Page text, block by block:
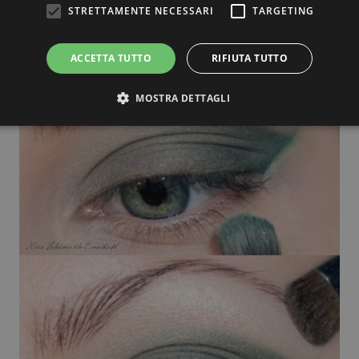
STRETTAMENTE NECESSARI TARGETING
ACCETTA TUTTO RIFIUTA TUTTO
MOSTRA DETTAGLI
Strettamente necessari
consentono le funzionalità principali del sito web come l'accesso dell'utente e la
correttamente senza i cookie strettamente necessari.
Scadenza
Descrizione
CookieScript
Questo cookie viene utilizzato dal servizio
ricordare le preferenze di consenso sui cookie
che il banner dei cookie di Cookie-Script.com
beauty.dimmicosacerchi.it
Sessione
Utilizzato su siti realizzati con Wordpress.